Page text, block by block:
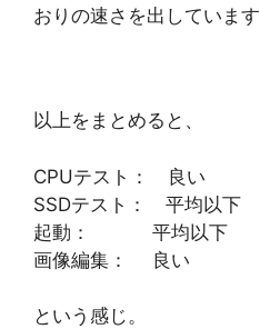
おりの速さを出しています
以上をまとめると、
CPUテスト： 良い
SSDテスト： 平均以下
起動： 平均以下
画像編集： 良い
という感じ。